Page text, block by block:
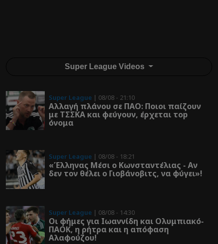
Super League Videos
Super League | 08/08 - 21:10
Αλλαγή πλάνου σε ΠΑΟ: Ποιοι παίζουν
με ΤΣΣΚΑ και φεύγουν, έρχεται τοp
όνομα
Super League | 08/08 - 18:21
«Έλληνας Μέσι ο Κωνσταντέλιας - Αν
δεν τον θέλει ο Γιοβάνοβιτς, να φύγει»!
Super League | 08/08 - 14:30
Οι φήμες για Ιωαννίδη και Ολυμπιακό-
ΠΑΟΚ, η ρήτρα και η απόφαση
Αλαφούζου!